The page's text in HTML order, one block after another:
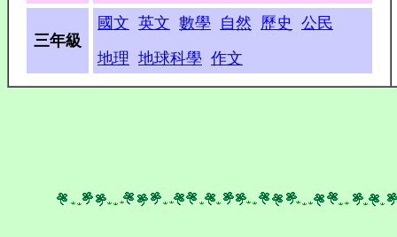
三年級
國文 英文 數學 自然 歷史
公民
地理 地球科學 作文